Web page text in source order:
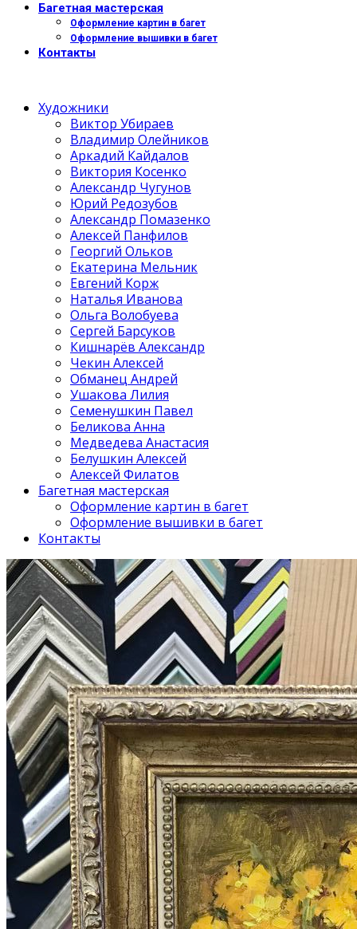
Багетная мастерская
Оформление картин в багет
Оформление вышивки в багет
Контакты
Художники
Виктор Убираев
Владимир Олейников
Аркадий Кайдалов
Виктория Косенко
Александр Чугунов
Юрий Редозубов
Александр Помазенко
Алексей Панфилов
Георгий Ольков
Екатерина Мельник
Евгений Корж
Наталья Иванова
Ольга Волобуева
Сергей Барсуков
Кишнарёв Александр
Чекин Алексей
Обманец Андрей
Ушакова Лилия
Семенушкин Павел
Беликова Анна
Медведева Анастасия
Белушкин Алексей
Алексей Филатов
Багетная мастерская
Оформление картин в багет
Оформление вышивки в багет
Контакты